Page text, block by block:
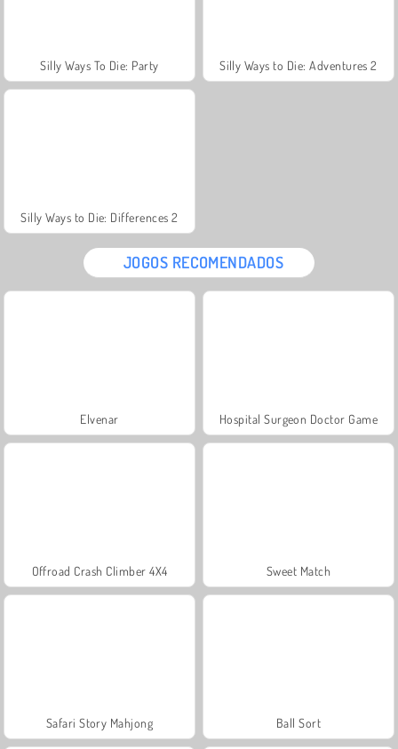
Silly Ways To Die: Party Silly Ways to Die: Adventures 2
Silly Ways to Die: Differences 2
JOGOS RECOMENDADOS
Elvenar Hospital Surgeon Doctor Game
Offroad Crash Climber 4X4 Sweet Match
Safari Story Mahjong Ball Sort